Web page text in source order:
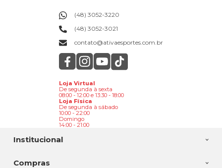
Institucional
Compras
(48) 3052-3220
(48) 3052-3021
contato@ativaesportes.com.br
Loja Virtual
De segunda à sexta
08:00 - 12:00 e 13:30 - 18:00
Loja Física
De segunda à sábado
10:00 - 22:00
Domingo
14:00 - 21:00